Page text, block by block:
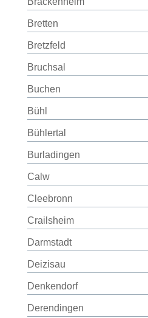
Bretten
Bretzfeld
Bruchsal
Buchen
Bühl
Bühlertal
Burladingen
Calw
Cleebronn
Crailsheim
Darmstadt
Deizisau
Denkendorf
Derendingen